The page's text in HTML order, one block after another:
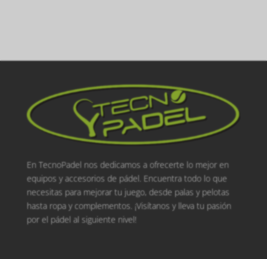
En TecnoPadel nos dedicamos a ofrecerte lo mejor en
equipos y accesorios de pádel. Encuentra todo lo que
necesitas para mejorar tu juego, desde palas y pelotas
hasta ropa y complementos. ¡Visítanos y lleva tu pasión
por el pádel al siguiente nivel!